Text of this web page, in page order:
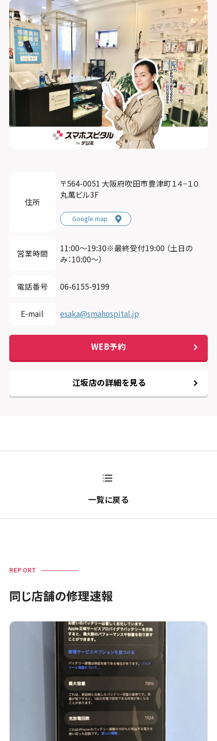
住所
〒564-0051 大阪府吹田市豊津町１４−１０
丸萬ビル3F
Google map
営業時間
11:00〜19:30※最終受付19:00 （土日の
み：10:00～）
電話番号 06-6155-9199
E-mail esaka@smahospital.jp
WEB予約
江坂店の詳細を見る
一覧に戻る
REPORT
同じ店舗の修理速報